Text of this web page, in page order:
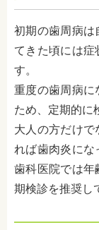
初期の歯周病は
てきた頃には
す。
重度の歯周病に
ため、定期的に
大人の方だけ
れば歯肉炎にな
歯科医院では年
期検診を推奨し